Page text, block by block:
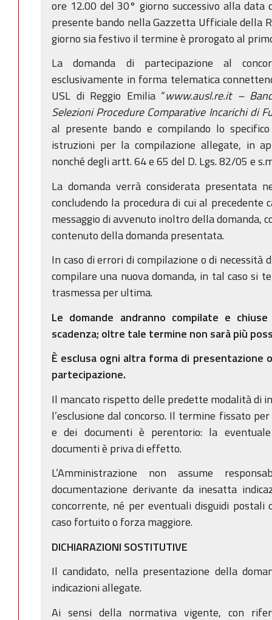
ore 12.00 del 30° giorno successivo alla data
presente bando nella Gazzetta Ufficiale della
giorno sia festivo il termine è prorogato al
La domanda di partecipazione al
esclusivamente in forma telematica
USL di Reggio Emilia “www.ausl.re.it –
Selezioni Procedure Comparative Incarichi di
al presente bando e compilando lo
istruzioni per la compilazione allegate, in
nonché degli artt. 64 e 65 del D. Lgs. 82/05 e
La domanda verrà considerata presentata
concludendo la procedura di cui al precedente
messaggio di avvenuto inoltro della domanda,
contenuto della domanda presentata.
In caso di errori di compilazione o di necessità
compilare una nuova domanda, in tal caso si
trasmessa per ultima.
Le domande andranno compilate e
scadenza; oltre tale termine non sarà più
È esclusa ogni altra forma di presentazione
partecipazione.
Il mancato rispetto delle predette modalità di
l’esclusione dal concorso. Il termine fissato
e dei documenti è perentorio: la
documenti è priva di effetto.
L’Amministrazione non assume
documentazione derivante da inesatta
concorrente, né per eventuali disguidi
caso fortuito o forza maggiore.
DICHIARAZIONI SOSTITUTIVE
Il candidato, nella presentazione della
indicazioni allegate.
Ai sensi della normativa vigente, con